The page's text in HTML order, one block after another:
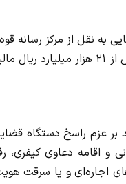
به نقل از مرکز رسانه
در سال گذشته بیش از ۲۱
بر عزم راسخ دستگاه
و اقامه دعاوی کیفری،